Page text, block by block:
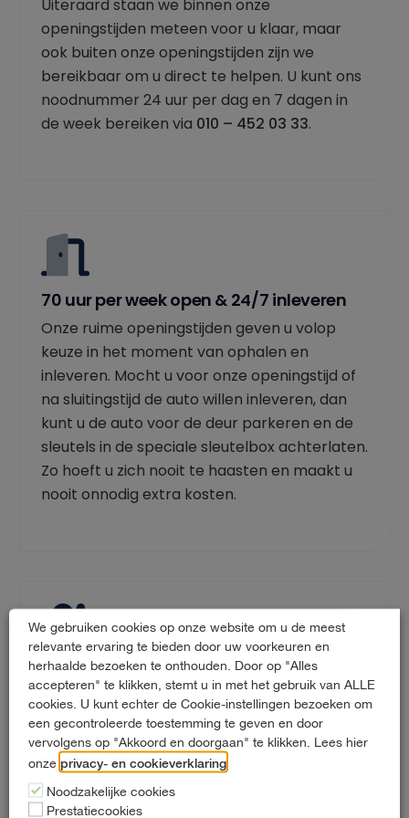
Uiteraard staan we binnen onze
openingstijden meteen voor u klaar, maar
ook buiten onze openingstijden zijn we
bereikbaar om u direct te helpen. U kunt ons
noodnummer 24 uur per dag en 7 dagen in
de week bereiken via 010 – 452 03 33.
70 uur per week open & 24/7 inleveren
Onze ruime openingstijden geven u volop
keuze in het moment van ophalen en
inleveren. Mocht u voor onze openingstijd of
na sluitingstijd de auto willen inleveren, dan
kunt u de auto voor de deur parkeren en de
sleutels in de speciale sleutelbox achterlaten.
Zo hoeft u zich nooit te haasten en maakt u
nooit onnodig extra kosten.
Huur gemakkelijk extra opties en
verhuisartikelen
U kunt tijdens het reserveringsproces direct
extra opties huren. Voor wintersport hebben
we winterbanden en sneeuwkettingen
klaarliggen. Gaat u verhuizen? Dan hebben
we aanvullende opties als verhuisdozen,
We gebruiken cookies op onze website om u de meest
relevante ervaring te bieden door uw voorkeuren en
herhaalde bezoeken te onthouden. Door op "Alles
accepteren" te klikken, stemt u in met het gebruik van ALLE
cookies. U kunt echter de Cookie-instellingen bezoeken om
een gecontroleerde toestemming te geven en door
vervolgens op "Akkoord en doorgaan" te klikken. Lees hier
onze privacy- en cookieverklaring
Noodzakelijke cookies
Prestatiecookies